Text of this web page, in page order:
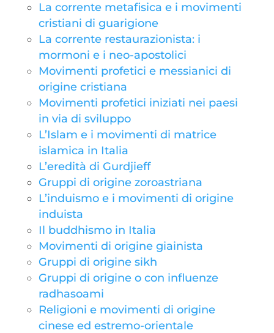
La corrente metafisica e i movimenti
cristiani di guarigione
La corrente restaurazionista: i
mormoni e i neo-apostolici
Movimenti profetici e messianici di
origine cristiana
Movimenti profetici iniziati nei paesi
in via di sviluppo
L’Islam e i movimenti di matrice
islamica in Italia
L’eredità di Gurdjieff
Gruppi di origine zoroastriana
L’induismo e i movimenti di origine
induista
Il buddhismo in Italia
Movimenti di origine giainista
Gruppi di origine sikh
Gruppi di origine o con influenze
radhasoami
Religioni e movimenti di origine
cinese ed estremo-orientale